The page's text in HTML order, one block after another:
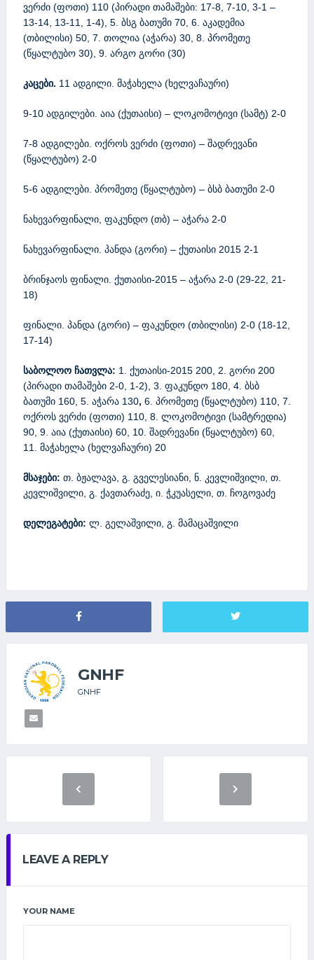
ვერძი (ფოთი) 110 (პირადი თამაშები: 17-8, 7-10, 3-1 –
13-14, 13-11, 1-4), 5. ბსგ ბათუმი 70, 6. აკადემია
(თბილისი) 50, 7. თოლია (აჭარა) 30, 8. პრომეთე
(წყალტუბო 30), 9. არგო გორი (30)
კაცები. 11 ადგილი. მაჭახელა (ხელვაჩაური)
9-10 ადგილები. აია (ქუთაისი) – ლოკომოტივი (სამტ) 2-0
7-8 ადგილები. ოქროს ვერძი (ფოთი) – შადრევანი
(წყალტუბო) 2-0
5-6 ადგილები. პრომეთე (წყალტუბო) – ბსბ ბათუმი 2-0
ნახევარფინალი, ფაკუნდო (თბ) – აჭარა 2-0
ნახევარფინალი. პანდა (გორი) – ქუთაისი 2015 2-1
ბრინჯაოს ფინალი. ქუთაისი-2015 – აჭარა 2-0 (29-22, 21-
18)
ფინალი. პანდა (გორი) – ფაკუნდო (თბილისი) 2-0 (18-12,
17-14)
საბოლოო ჩათვლა: 1. ქუთაისი-2015 200, 2. გორი 200
(პირადი თამაშები 2-0, 1-2), 3. ფაკუნდო 180, 4. ბსბ
ბათუმი 160, 5. აჭარა 130, 6. პრომეთე (წყალტუბო) 110, 7.
ოქროს ვერძი (ფოთი) 110, 8. ლოკომოტივი (სამტრედია)
90, 9. აია (ქუთაისი) 60, 10. შადრევანი (წყალტუბო) 60,
11. მაჭახელა (ხელვაჩაური) 20
მსაჯები: თ. ბჟალავა, გ. გველესიანი, ნ. კევლიშვილი, თ.
კევლიშვილი, გ. ქავთარაძე, ი. ჭკუასელი, თ. ჩოგოვაძე
დელეგატები: ლ. გელაშვილი, გ. მამაცაშვილი
GNHF
GNHF
LEAVE A REPLY
YOUR NAME